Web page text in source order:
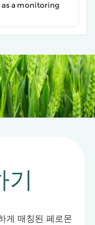
a monitoring
기
게 매칭된 페로몬